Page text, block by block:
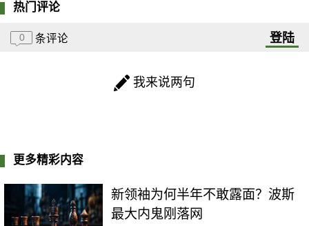
热门评论
0 条评论 登陆
我来说两句
更多精彩内容
新领袖为何半年不敢露面？波斯
最大内鬼刚落网